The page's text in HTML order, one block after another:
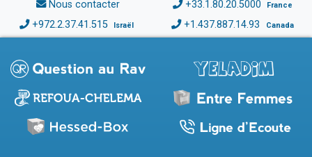
Nous contacter +33.1.80.20.5000 France
+972.2.37.41.515 Israël +1.437.887.14.93 Canada